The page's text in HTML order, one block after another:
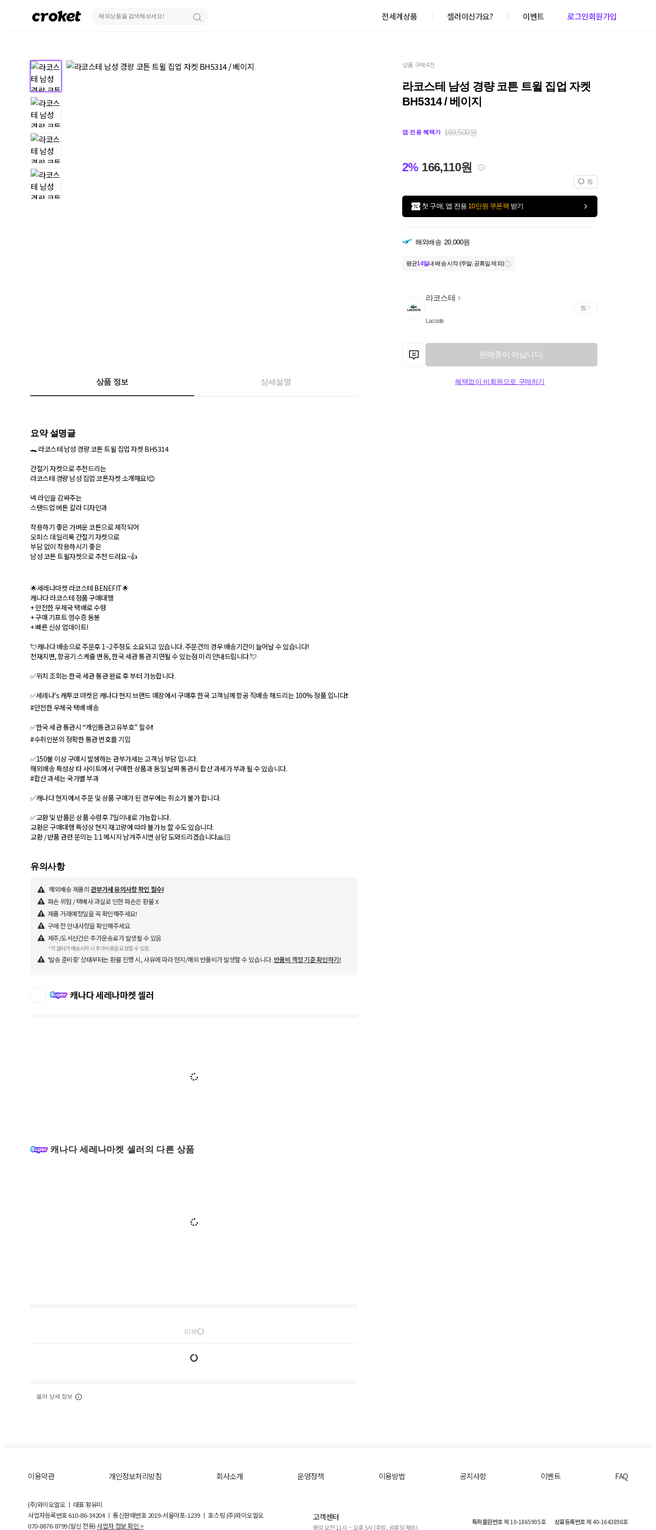
전세계상품 셀러이신가요? 이벤트 로그인회원가입
상품 구매 4건
라코스테 남성 경량 코튼 트윌 집업 자켓
BH5314 / 베이지
앱 전용 혜택가 169,500원
2% 166,110원
찜
첫 구매, 앱 전용 10만원 쿠폰팩 받기
해외배송 20,000원
평균14일내 배송 시작 (주말, 공휴일 제외)
라코스테
Lacoste
찜
판매중이 아닙니다.
혜택없이 비회원으로 구매하기
상품 정보 상세설명
요약 설명글
🐊 라코스테 남성 경량 코튼 트윌 집업 자켓 BH5314
간절기 자켓으로 추천드리는
라코스테 경량 남성 집업 코튼자켓 소개해요!😊
넥 라인을 감싸주는
스탠드업 버튼 칼라 디자인과
착용하기 좋은 가벼운 코튼으로 제작되어
오피스 데일리룩 간절기 자켓으로
부담 없이 착용하시기 좋은
남성 코튼 트윌자켓으로 추천 드려요~👍
🌟세레나마켓 라코스테 BENEFIT🌟
캐나다 라코스테 정품 구매대행
+ 안전한 우체국 택배로 수령
+ 구매 기프트 영수증 동봉
+ 빠른 신상 업데이트!
💘캐나다 배송으로 주문후 1~2주정도 소요되고 있습니다. 주문건의 경우 배송기간이 늘어날 수 있습니다!
천재지변, 항공기 스케쥴 변동, 한국 세관 통관 지연될 수 있는점 미리 안내드립니다.💘
✅위치 조회는 한국 세관 통관 완료 후 부터 가능합니다.
✅세레나’s 캐투코 마켓은 캐나다 현지 브랜드 매장에서 구매후 한국 고객님께 항공 직배송 해드리는 100% 정품 입니다❗
#안전한 우체국 택배 배송
✅한국 세관 통관시 “개인통관고유부호” 필수❗
#수취인분의 정확한 통관 번호를 기입
✅150불 이상 구매시 발생하는 관부가세는 고객님 부담 입니다.
해외배송 특성상 타 사이트에서 구매한 상품과 동일 날짜 통관시 합산 과세가 부과 될 수 있습니다.
#합산 과세는 국가별 부과
✅캐나다 현지에서 주문 및 상품 구매가 된 경우에는 취소가 불가 합니다.
✅교환 및 반품은 상품 수령후 7일이내로 가능합니다.
교환은 구매대행 특성상 현지 재고량에 따라 불가능 할 수도 있습니다.
유의사항
해외배송 제품의 관부가세 유의사항 확인 필수!
파손 위험 / 택배사 과실로 인한 파손은 환불 X
제품 거래예정일을 꼭 확인해주세요!
구매 전 안내사항을 확인해주세요
제주/도서산간은 추가운송료가 발생될 수 있음
*각 셀러가 배송시작 시 추가비용을 요청할 수 있음
'발송 준비중' 상태부터는 환불 진행 시, 사유에 따라 현지/해외 반품비가 발생할 수 있습니다. 반품비 책정 기준 확인하기!
캐나다 세레나마켓 셀러
캐나다 세레나마켓 셀러의 다른 상품
리뷰
셀러 상세 정보
이용약관 개인정보처리방침 회사소개 운영정책 이용방법 공지사항 이벤트 FAQ
(주)와이오엘오 ㅣ 대표 황유미
사업자등록번호610-86-34204ㅣ 통신판매번호 2019-서울마포-1239 ㅣ 호스팅 (주)와이오엘오
070-8676-8799 (발신 전용) 사업자 정보 확인 >
고객센터
평일 오전 11시 ~ 오후 5시 (주말, 공휴일 제외)
특허출원번호제 10-1865905호 상표등록번호제 40-1643898호